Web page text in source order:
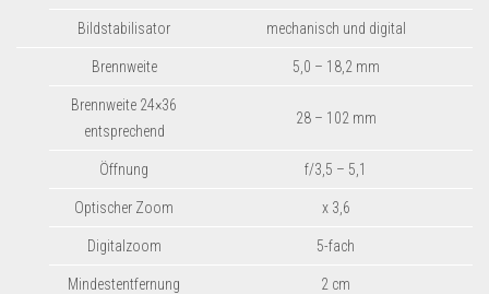
Kostenlos Registrieren
Newsletter
Bildstabilisator mechanisch und digital
Brennweite 5,0 – 18,2 mm
Brennweite 24×36
entsprechend
28 – 102 mm
Öffnung f/3,5 – 5,1
Optischer Zoom x 3,6
Digitalzoom 5-fach
Mindestentfernung 2 cm